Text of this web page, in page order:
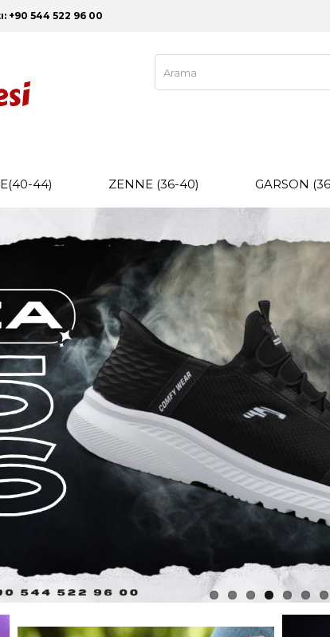
+90 544 522 96 00
44) ZENNE (36-40) GARSON